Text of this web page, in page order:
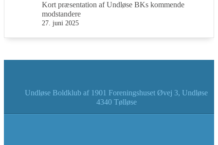
Kort præsentation af Undløse BKs kommende
modstandere
27. juni 2025
Undløse Boldklub af 1901 Foreningshuset Øvej 3, Undløse
4340 Tølløse